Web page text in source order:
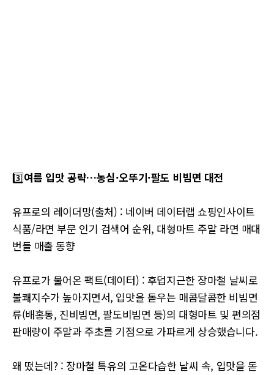
3️⃣여름 입맛 공략…농심·오뚜기·팔도 비빔면 대전
유프로의 레이더망(출처) : 네이버 데이터랩 쇼핑인사이트
식품/라면 부문 인기 검색어 순위, 대형마트 주말 라면 매대
번들 매출 동향
유프로가 물어온 팩트(데이터) : 후덥지근한 장마철 날씨로
불쾌지수가 높아지면서, 입맛을 돋우는 매콤달콤한 비빔면
류(배홍동, 진비빔면, 팔도비빔면 등)의 대형마트 및 편의점
판매량이 주말과 주초를 기점으로 가파르게 상승했습니다.
왜 떴는데? : 장마철 특유의 고온다습한 날씨 속, 입맛을 돋